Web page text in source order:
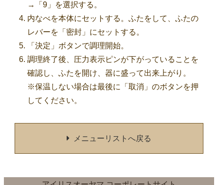
→「9」を選択する。
内なべを本体にセットする。ふたをして、ふたの
レバーを「密封」にセットする。
「決定」ボタンで調理開始。
調理終了後、圧力表示ピンが下がっていることを
確認し、ふたを開け、器に盛って出来上がり。
※保温しない場合は最後に「取消」のボタンを押
してください。
メニューリストへ戻る